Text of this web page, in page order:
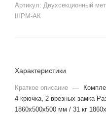
Артикул: Двухсекционный
ШРМ-АК
Характеристики
Краткое описание —
4 крючка, 2 врезных замка
1860x500x500 мм / 31 кг